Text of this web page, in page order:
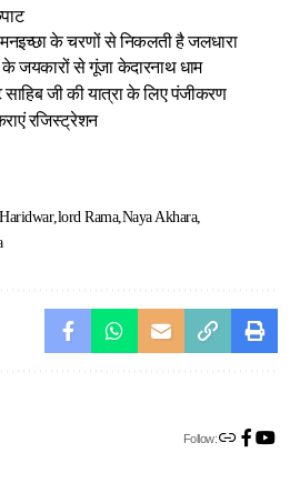
के चरणों से निकलती है जलधारा
के जयकारों से गूंजा केदारनाथ धाम
जी की यात्रा के लिए पंजीकरण
रजिस्ट्रेशन
Haridwar lord Rama Naya Akhara
Follow: